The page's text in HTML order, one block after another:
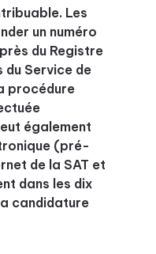
Les
un numéro
du Registre
Service de
procédure
également
(pré-
de la SAT et
dans les dix
candidature